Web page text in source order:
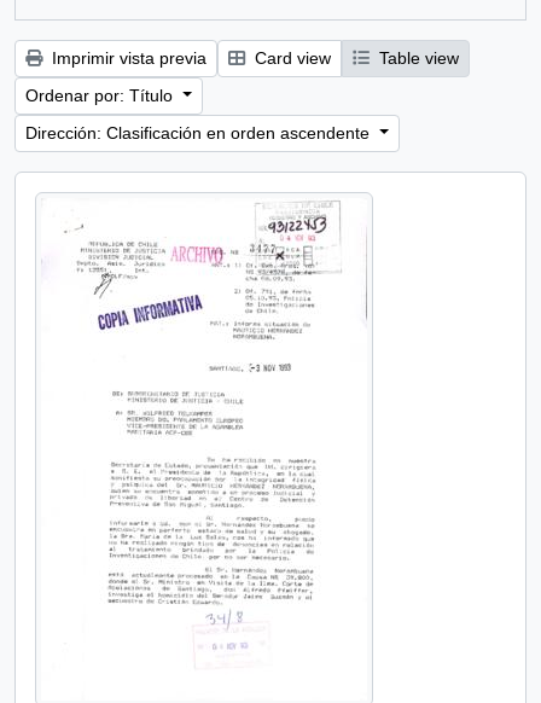
Imprimir vista previa Card view
Table view
Ordenar por: Título
Dirección: Clasificación en orden ascendente